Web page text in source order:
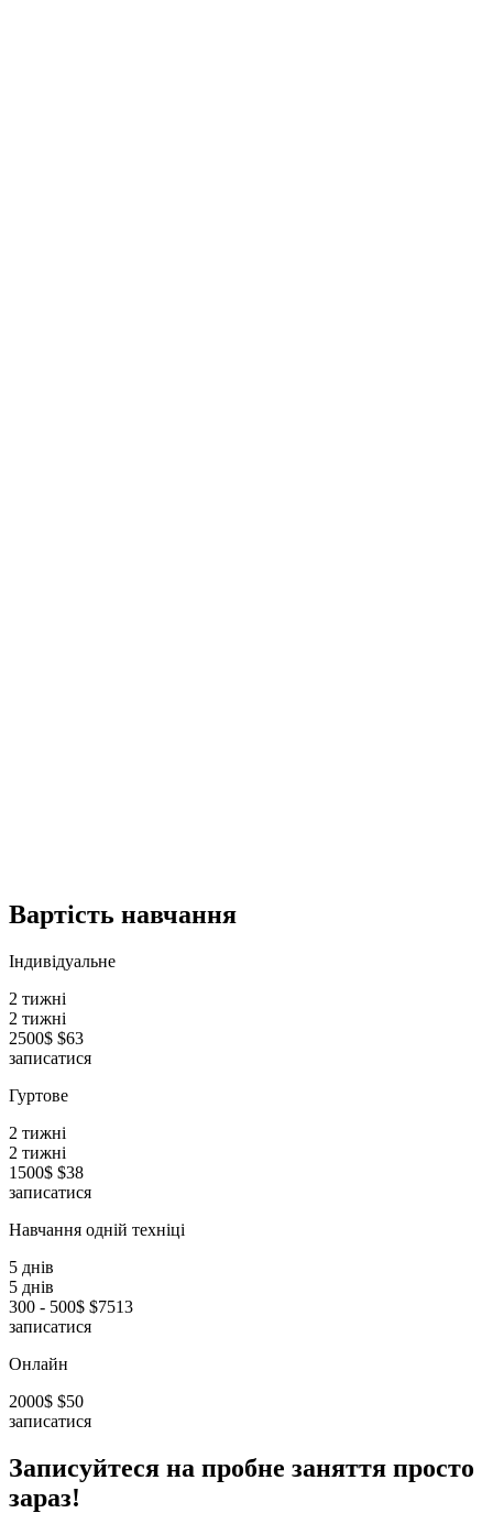
Вартість навчання
Індивідуальне
2 тижні
2 тижні
2500$ $63
записатися
Гуртове
2 тижні
2 тижні
1500$ $38
записатися
Навчання одній техніці
5 днів
5 днів
300 - 500$ $7513
записатися
Онлайн
2000$ $50
записатися
Записуйтеся на пробне заняття просто
зараз!